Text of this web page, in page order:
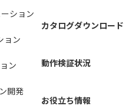
ション
ョン
ン
開発
カタログダウンロード
動作検証状況
お役立ち情報